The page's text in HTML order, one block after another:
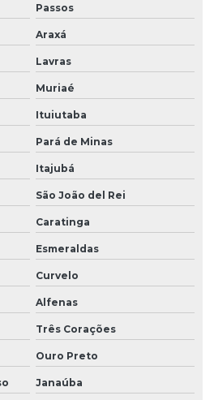
análise
solo
drones
empresas
obras
ambiental
Passos
Araxá
Lavras
Muriaé
Ituiutaba
Pará de Minas
Itajubá
São João del Rei
Caratinga
Esmeraldas
Curvelo
Alfenas
Três Corações
Ouro Preto
Janaúba